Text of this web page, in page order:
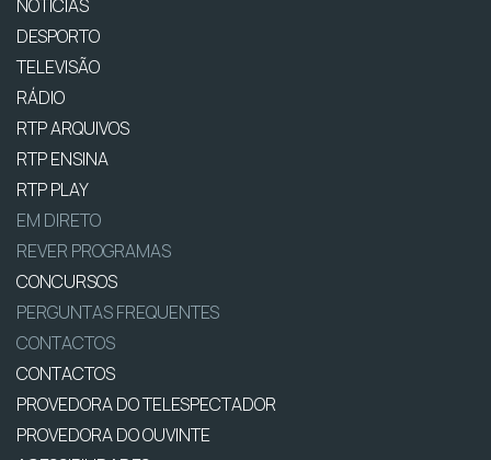
NOTÍCIAS
DESPORTO
TELEVISÃO
RÁDIO
RTP ARQUIVOS
RTP ENSINA
RTP PLAY
EM DIRETO
REVER PROGRAMAS
CONCURSOS
PERGUNTAS FREQUENTES
CONTACTOS
CONTACTOS
PROVEDORA DO TELESPECTADOR
PROVEDORA DO OUVINTE